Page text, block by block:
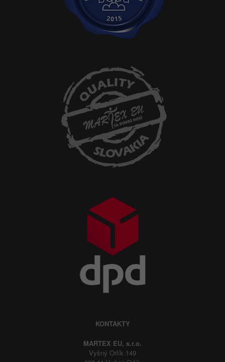
KONTAKTY
MARTEX EU, s.r.o.
Vyšný Orlík 149